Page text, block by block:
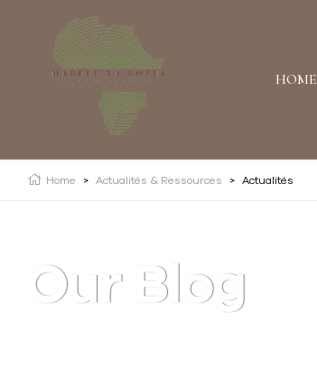
HOME
Home > Actualités & Ressources > Actualités
Our Blog